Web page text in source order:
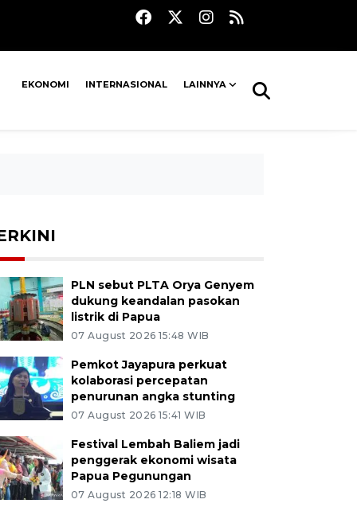
EKONOMI INTERNASIONAL LAINNYA
PLN sebut PLTA Orya Genyem
dukung keandalan pasokan
listrik di Papua
07 August 2026 15:48 WIB
Pemkot Jayapura perkuat
kolaborasi percepatan
penurunan angka stunting
07 August 2026 15:41 WIB
Festival Lembah Baliem jadi
penggerak ekonomi wisata
Papua Pegunungan
07 August 2026 12:18 WIB